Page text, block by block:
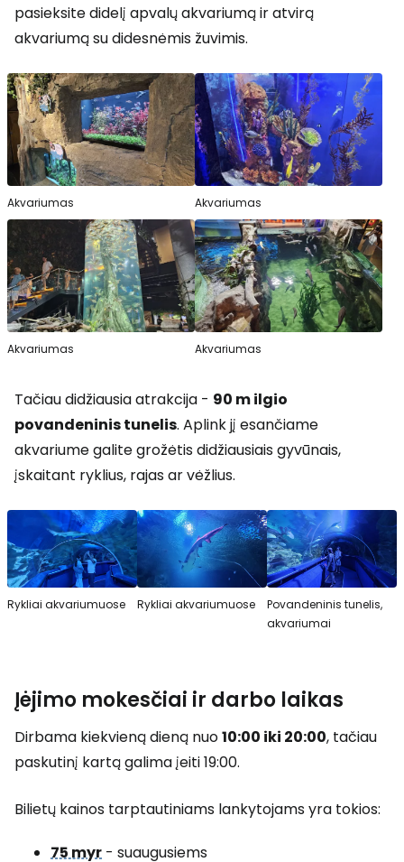
pasieksite didelį apvalų akvariumą ir atvirą
akvariumą su didesnėmis žuvimis.
Akvariumas Akvariumas
Akvariumas Akvariumas
Tačiau didžiausia atrakcija - 90 m ilgio
povandeninis tunelis. Aplink jį esančiame
akvariume galite grožėtis didžiausiais gyvūnais,
įskaitant ryklius, rajas ar vėžlius.
Rykliai akvariumuose Rykliai akvariumuose
Povandeninis tunelis,
akvariumai
Įėjimo mokesčiai ir darbo laikas
Dirbama kiekvieną dieną nuo10:00 iki 20:00, tačiau
paskutinį kartą galima įeiti 19:00.
Bilietų kainos tarptautiniams lankytojams yra tokios:
75 myr - suaugusiems